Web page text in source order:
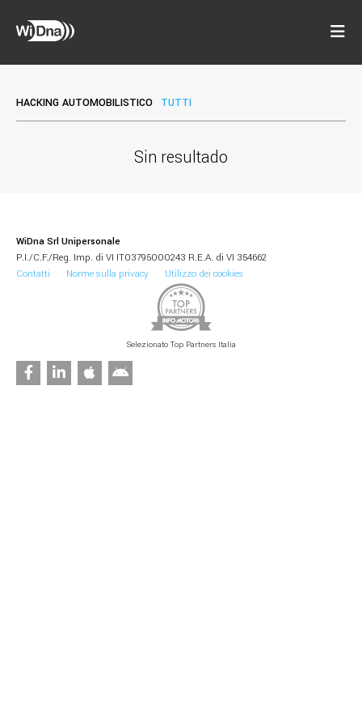
HACKING AUTOMOBILISTICO TUTTI
Sin resultado
WiDna Srl Unipersonale
P.I./C.F./Reg. Imp. di VI IT03795000243 R.E.A. di VI 354662
Contatti
Norme sulla privacy Utilizzo dei cookies
Selezionato Top Partners Italia